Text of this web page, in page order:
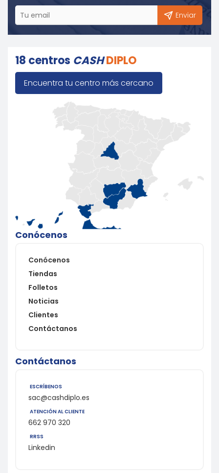
Enviar
18 centros CASHDIPLO
Encuentra tu centro más cercano
Conócenos
Conócenos
Tiendas
Folletos
Noticias
Clientes
Contáctanos
Contáctanos
ESCRÍBENOS
sac@cashdiplo.es
ATENCIÓN AL CLIENTE
662 970 320
RRSS
Linkedin